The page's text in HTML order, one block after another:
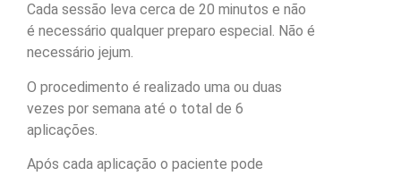
Cada sessão leva cerca de 20 minutos e não
é necessário qualquer preparo especial. Não é
necessário jejum.
O procedimento é realizado uma ou duas
vezes por semana até o total de 6
aplicações.
Após cada aplicação o paciente pode